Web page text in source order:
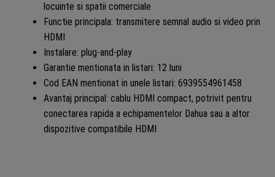
locuinte si spatii comerciale
Functie principala: transmitere semnal audio si video prin
HDMI
Instalare: plug-and-play
Garantie mentionata in listari: 12 luni
Cod EAN mentionat in unele listari: 6939554961458
Avantaj principal: cablu HDMI compact, potrivit pentru
conectarea rapida a echipamentelor Dahua sau a altor
dispozitive compatibile HDMI